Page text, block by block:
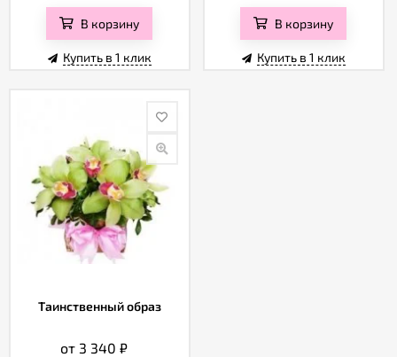
В корзину
Купить в 1 клик
В корзину
Купить в 1 клик
Таинственный образ
от 3 340₽